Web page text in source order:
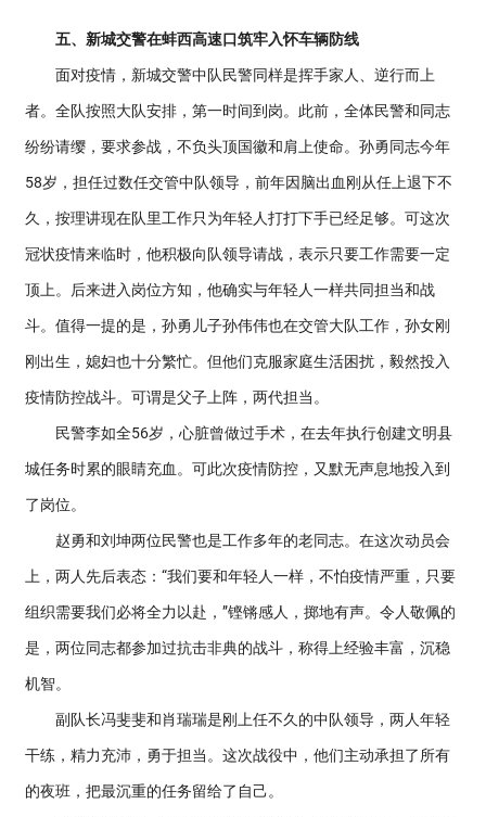
五、新城交警在蚌西高速口筑牢入怀车辆防线
面对疫情，新城交警中队民警同样是挥手家人、逆行而上
者。全队按照大队安排，第一时间到岗。此前，全体民警和同志
纷纷请缨，要求参战，不负头顶国徽和肩上使命。孙勇同志今年
58岁，担任过数任交管中队领导，前年因脑出血刚从任上退下不
久，按理讲现在队里工作只为年轻人打打下手已经足够。可这次
冠状疫情来临时，他积极向队领导请战，表示只要工作需要一定
顶上。后来进入岗位方知，他确实与年轻人一样共同担当和战
斗。值得一提的是，孙勇儿子孙伟伟也在交管大队工作，孙女刚
刚出生，媳妇也十分繁忙。但他们克服家庭生活困扰，毅然投入
疫情防控战斗。可谓是父子上阵，两代担当。
民警李如全56岁，心脏曾做过手术，在去年执行创建文明县
城任务时累的眼睛充血。可此次疫情防控，又默无声息地投入到
了岗位。
赵勇和刘坤两位民警也是工作多年的老同志。在这次动员会
上，两人先后表态：“我们要和年轻人一样，不怕疫情严重，只要
组织需要我们必将全力以赴，”铿锵感人，掷地有声。令人敬佩的
是，两位同志都参加过抗击非典的战斗，称得上经验丰富，沉稳
机智。
副队长冯斐斐和肖瑞瑞是刚上任不久的中队领导，两人年轻
干练，精力充沛，勇于担当。这次战役中，他们主动承担了所有
的夜班，把最沉重的任务留给了自己。